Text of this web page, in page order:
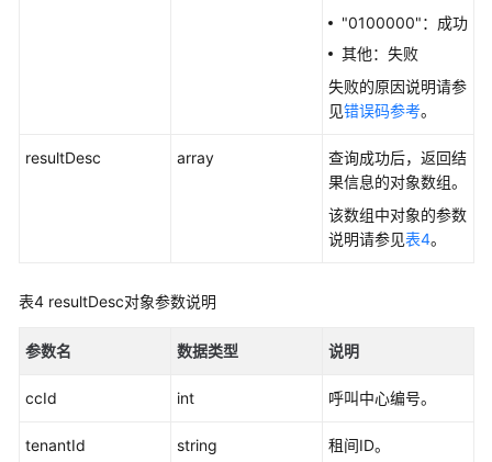
简
明
"0100000"：成功
其他：失败
失败的原因说明请参
见错误码参考。
resultDesc array
查询成功后，返回结
果信息的对象数组。
该数组中对象的参数
说明请参见表4。
表4 resultDesc对象参数说明
参数名 数据类型 说明
ccId int 呼叫中心编号。
tenantId string 租间ID。